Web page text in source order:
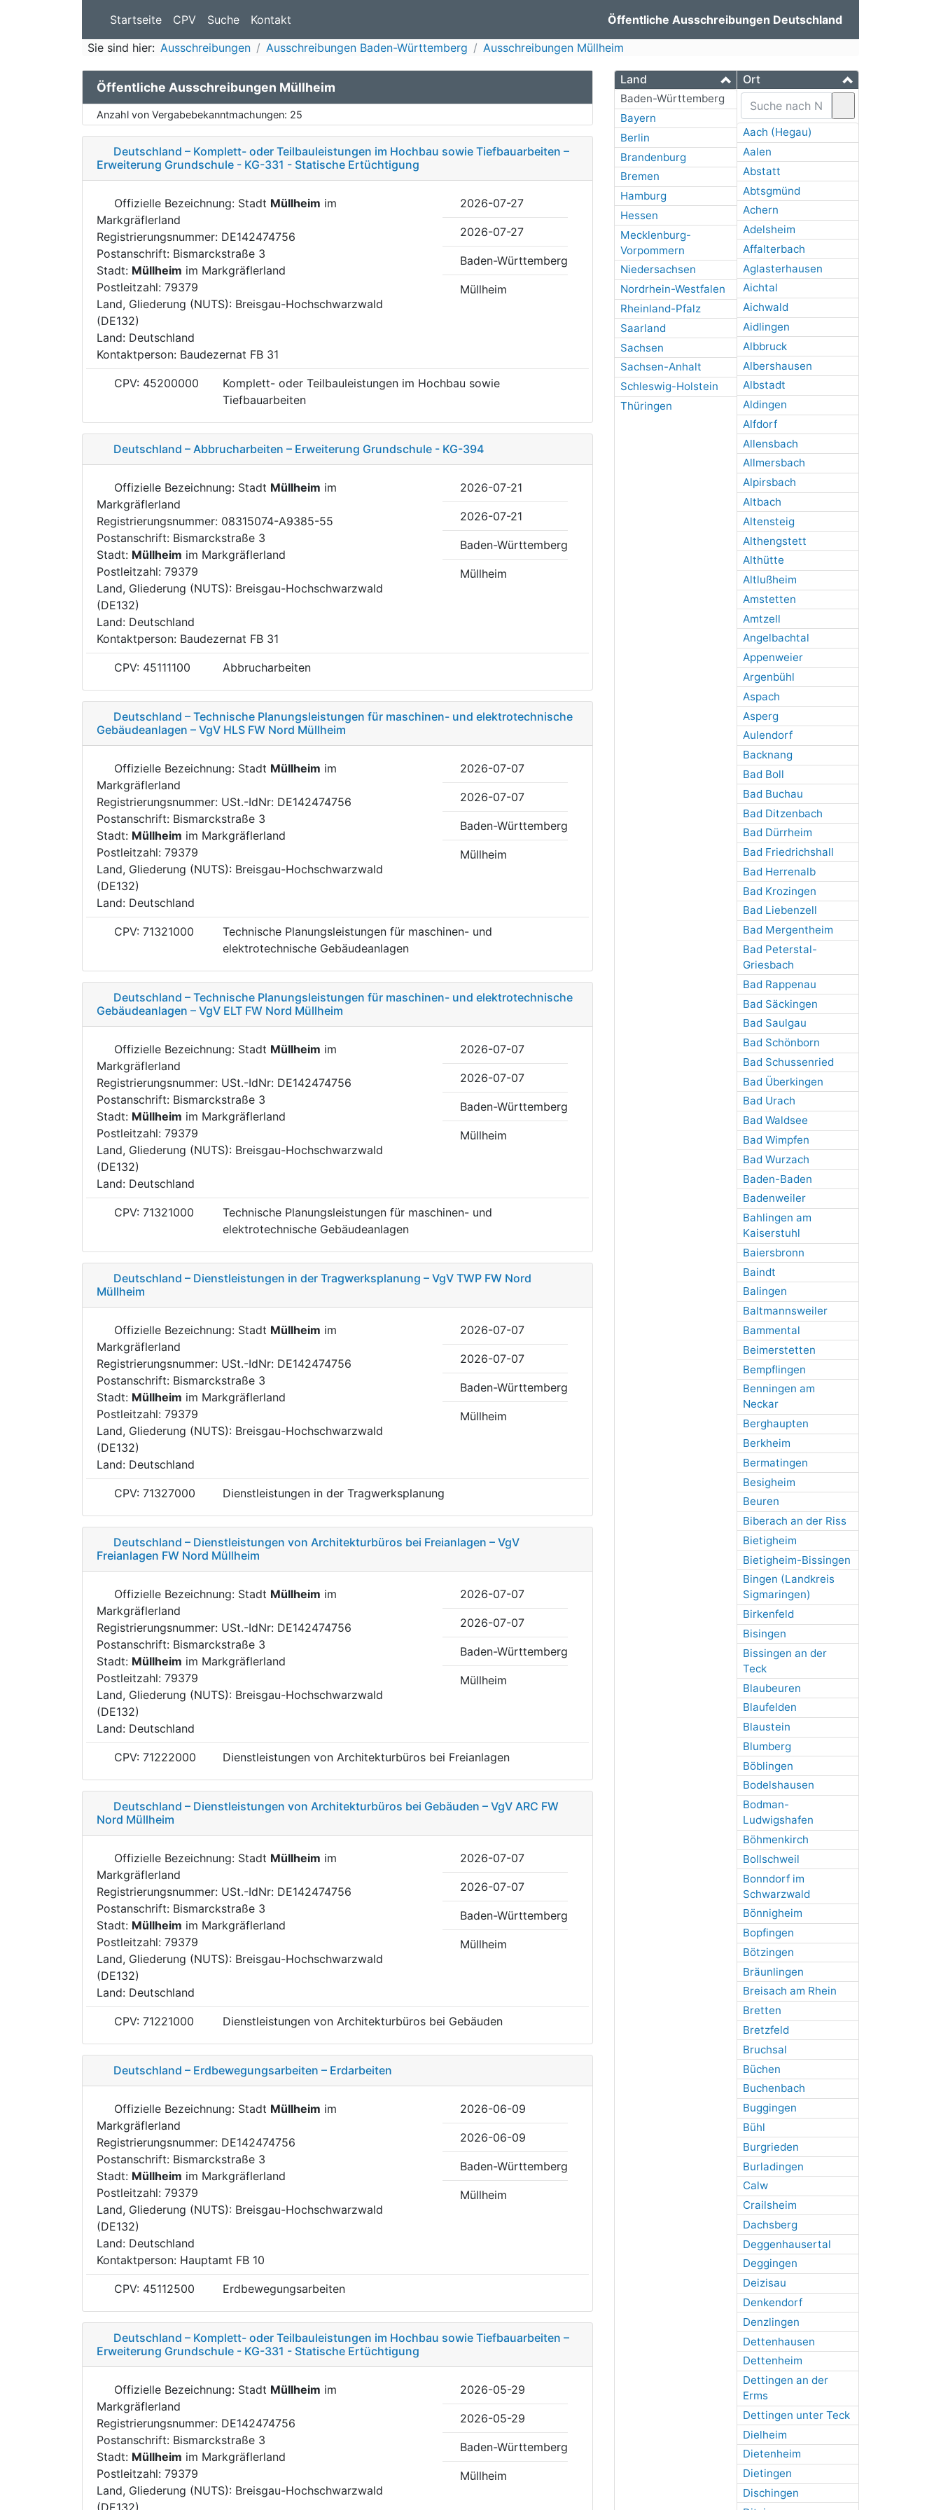
Startseite CPV Suche Kontakt Öffentliche Ausschreibungen Deutschland
Sie sind hier: Ausschreibungen Ausschreibungen Baden-Württemberg Ausschreibungen Müllheim
Land
Baden-Württemberg
Bayern
Berlin
Brandenburg
Bremen
Hamburg
Hessen
Mecklenburg-
Vorpommern
Niedersachsen
Nordrhein-Westfalen
Rheinland-Pfalz
Saarland
Sachsen
Sachsen-Anhalt
Schleswig-Holstein
Thüringen
Ort
Aach (Hegau)
Aalen
Abstatt
Abtsgmünd
Achern
Adelsheim
Affalterbach
Aglasterhausen
Aichtal
Aichwald
Aidlingen
Albbruck
Albershausen
Albstadt
Aldingen
Alfdorf
Allensbach
Allmersbach
Alpirsbach
Altbach
Altensteig
Althengstett
Althütte
Altlußheim
Amstetten
Amtzell
Angelbachtal
Appenweier
Argenbühl
Aspach
Asperg
Aulendorf
Backnang
Bad Boll
Bad Buchau
Bad Ditzenbach
Bad Dürrheim
Bad Friedrichshall
Bad Herrenalb
Bad Krozingen
Bad Liebenzell
Bad Mergentheim
Bad Peterstal-
Griesbach
Bad Rappenau
Bad Säckingen
Bad Saulgau
Bad Schönborn
Bad Schussenried
Bad Überkingen
Bad Urach
Bad Waldsee
Bad Wimpfen
Bad Wurzach
Baden-Baden
Badenweiler
Bahlingen am
Kaiserstuhl
Baiersbronn
Baindt
Balingen
Baltmannsweiler
Bammental
Beimerstetten
Bempflingen
Benningen am
Neckar
Berghaupten
Berkheim
Bermatingen
Besigheim
Beuren
Biberach an der Riss
Bietigheim
Bietigheim-Bissingen
Bingen (Landkreis
Sigmaringen)
Birkenfeld
Bisingen
Bissingen an der
Teck
Blaubeuren
Blaufelden
Blaustein
Blumberg
Böblingen
Bodelshausen
Bodman-
Ludwigshafen
Böhmenkirch
Bollschweil
Bonndorf im
Schwarzwald
Bönnigheim
Bopfingen
Bötzingen
Bräunlingen
Breisach am Rhein
Bretten
Bretzfeld
Bruchsal
Büchen
Buchenbach
Buggingen
Bühl
Burgrieden
Burladingen
Calw
Crailsheim
Dachsberg
Deggenhausertal
Deggingen
Deizisau
Denkendorf
Denzlingen
Dettenhausen
Dettenheim
Dettingen an der
Erms
Dettingen unter Teck
Dielheim
Dietenheim
Dietingen
Dischingen
Öffentliche Ausschreibungen Müllheim
Anzahl von Vergabebekanntmachungen: 25
Deutschland – Komplett- oder Teilbauleistungen im Hochbau sowie Tiefbauarbeiten –
Erweiterung Grundschule - KG-331 - Statische Ertüchtigung
Offizielle Bezeichnung: Stadt Müllheim im
Markgräflerland
Registrierungsnummer: DE142474756
Postanschrift: Bismarckstraße 3
Stadt: Müllheim im Markgräflerland
Postleitzahl: 79379
Land, Gliederung (NUTS): Breisgau-Hochschwarzwald
(DE132)
Land: Deutschland
Kontaktperson: Baudezernat FB 31
2026-07-27
2026-07-27
Baden-Württemberg
Müllheim
CPV: 45200000
Komplett- oder Teilbauleistungen im Hochbau sowie
Tiefbauarbeiten
Deutschland – Abbrucharbeiten – Erweiterung Grundschule - KG-394
Offizielle Bezeichnung: Stadt Müllheim im
Markgräflerland
Registrierungsnummer: 08315074-A9385-55
Postanschrift: Bismarckstraße 3
Stadt: Müllheim im Markgräflerland
Postleitzahl: 79379
Land, Gliederung (NUTS): Breisgau-Hochschwarzwald
(DE132)
Land: Deutschland
Kontaktperson: Baudezernat FB 31
2026-07-21
2026-07-21
Baden-Württemberg
Müllheim
CPV: 45111100 Abbrucharbeiten
Deutschland – Technische Planungsleistungen für maschinen- und elektrotechnische
Gebäudeanlagen – VgV HLS FW Nord Müllheim
Offizielle Bezeichnung: Stadt Müllheim im
Markgräflerland
Registrierungsnummer: USt.-IdNr: DE142474756
Postanschrift: Bismarckstraße 3
Stadt: Müllheim im Markgräflerland
Postleitzahl: 79379
Land, Gliederung (NUTS): Breisgau-Hochschwarzwald
(DE132)
Land: Deutschland
2026-07-07
2026-07-07
Baden-Württemberg
Müllheim
CPV: 71321000
Technische Planungsleistungen für maschinen- und
elektrotechnische Gebäudeanlagen
Deutschland – Technische Planungsleistungen für maschinen- und elektrotechnische
Gebäudeanlagen – VgV ELT FW Nord Müllheim
Offizielle Bezeichnung: Stadt Müllheim im
Markgräflerland
Registrierungsnummer: USt.-IdNr: DE142474756
Postanschrift: Bismarckstraße 3
Stadt: Müllheim im Markgräflerland
Postleitzahl: 79379
Land, Gliederung (NUTS): Breisgau-Hochschwarzwald
(DE132)
Land: Deutschland
2026-07-07
2026-07-07
Baden-Württemberg
Müllheim
CPV: 71321000
Technische Planungsleistungen für maschinen- und
elektrotechnische Gebäudeanlagen
Deutschland – Dienstleistungen in der Tragwerksplanung – VgV TWP FW Nord
Müllheim
Offizielle Bezeichnung: Stadt Müllheim im
Markgräflerland
Registrierungsnummer: USt.-IdNr: DE142474756
Postanschrift: Bismarckstraße 3
Stadt: Müllheim im Markgräflerland
Postleitzahl: 79379
Land, Gliederung (NUTS): Breisgau-Hochschwarzwald
(DE132)
Land: Deutschland
2026-07-07
2026-07-07
Baden-Württemberg
Müllheim
CPV: 71327000 Dienstleistungen in der Tragwerksplanung
Deutschland – Dienstleistungen von Architekturbüros bei Freianlagen – VgV
Freianlagen FW Nord Müllheim
Offizielle Bezeichnung: Stadt Müllheim im
Markgräflerland
Registrierungsnummer: USt.-IdNr: DE142474756
Postanschrift: Bismarckstraße 3
Stadt: Müllheim im Markgräflerland
Postleitzahl: 79379
Land, Gliederung (NUTS): Breisgau-Hochschwarzwald
(DE132)
Land: Deutschland
2026-07-07
2026-07-07
Baden-Württemberg
Müllheim
CPV: 71222000 Dienstleistungen von Architekturbüros bei Freianlagen
Deutschland – Dienstleistungen von Architekturbüros bei Gebäuden – VgV ARC FW
Nord Müllheim
Offizielle Bezeichnung: Stadt Müllheim im
Markgräflerland
Registrierungsnummer: USt.-IdNr: DE142474756
Postanschrift: Bismarckstraße 3
Stadt: Müllheim im Markgräflerland
Postleitzahl: 79379
Land, Gliederung (NUTS): Breisgau-Hochschwarzwald
(DE132)
Land: Deutschland
2026-07-07
2026-07-07
Baden-Württemberg
Müllheim
CPV: 71221000 Dienstleistungen von Architekturbüros bei Gebäuden
Deutschland – Erdbewegungsarbeiten – Erdarbeiten
Offizielle Bezeichnung: Stadt Müllheim im
Markgräflerland
Registrierungsnummer: DE142474756
Postanschrift: Bismarckstraße 3
Stadt: Müllheim im Markgräflerland
Postleitzahl: 79379
Land, Gliederung (NUTS): Breisgau-Hochschwarzwald
(DE132)
Land: Deutschland
Kontaktperson: Hauptamt FB 10
2026-06-09
2026-06-09
Baden-Württemberg
Müllheim
CPV: 45112500 Erdbewegungsarbeiten
Deutschland – Komplett- oder Teilbauleistungen im Hochbau sowie Tiefbauarbeiten –
Erweiterung Grundschule - KG-331 - Statische Ertüchtigung
Offizielle Bezeichnung: Stadt Müllheim im
Markgräflerland
Registrierungsnummer: DE142474756
Postanschrift: Bismarckstraße 3
Stadt: Müllheim im Markgräflerland
Postleitzahl: 79379
Land, Gliederung (NUTS): Breisgau-Hochschwarzwald
(DE132)
2026-05-29
2026-05-29
Baden-Württemberg
Müllheim